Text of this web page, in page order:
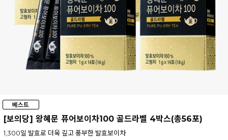
[보의당] 왕혜문 퓨어보이차100 골드라벨 4박스(총56포)
1,300일 발효로 더욱 깊고 풍부한 발효보이차